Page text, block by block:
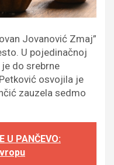
Jovanović Zmaj”
U pojedinačnoj
do srebrne
osvojila je
zauzela sedmo
U PANČEVO: